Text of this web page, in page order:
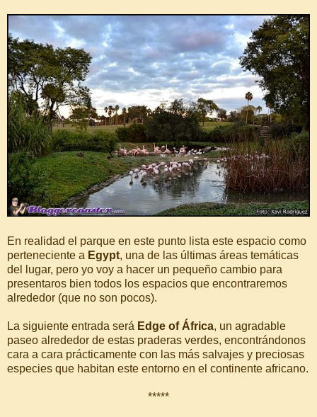
En realidad el parque en este punto lista este espacio como
perteneciente a Egypt, una de las últimas áreas temáticas
del lugar, pero yo voy a hacer un pequeño cambio para
presentaros bien todos los espacios que encontraremos
alrededor (que no son pocos).
La siguiente entrada será Edge of África, un agradable
paseo alrededor de estas praderas verdes, encontrándonos
cara a cara prácticamente con las más salvajes y preciosas
especies que habitan este entorno en el continente africano.
*****